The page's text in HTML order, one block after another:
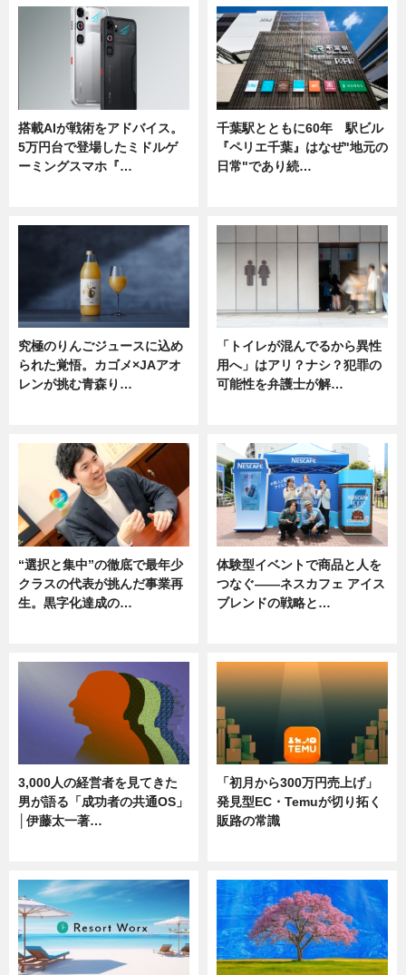
搭載AIが戦術をアドバイス。
5万円台で登場したミドルゲ
ーミングスマホ『…
千葉駅とともに60年 駅ビル
『ペリエ千葉』はなぜ"地元の
日常"であり続…
究極のりんごジュースに込め
られた覚悟。カゴメ×JAアオ
レンが挑む青森り…
「トイレが混んでるから異性
用へ」はアリ？ナシ？犯罪の
可能性を弁護士が解…
“選択と集中”の徹底で最年少
クラスの代表が挑んだ事業再
生。黒字化達成の…
体験型イベントで商品と人を
つなぐ――ネスカフェ アイス
ブレンドの戦略と…
3,000人の経営者を見てきた
男が語る「成功者の共通OS」
│伊藤太一著…
「初月から300万円売上げ」
発見型EC・Temuが切り拓く
販路の常識